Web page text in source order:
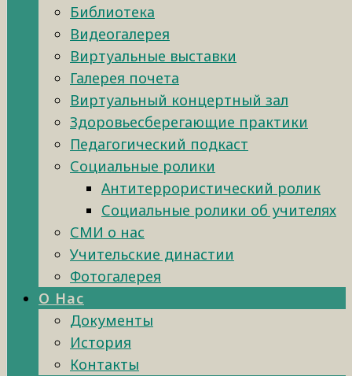
Библиотека
Видеогалерея
Виртуальные выставки
Галерея почета
Виртуальный концертный зал
Здоровьесберегающие практики
Педагогический подкаст
Социальные ролики
Антитеррористический ролик
Социальные ролики об учителях
СМИ о нас
Учительские династии
Фотогалерея
О Нас
Документы
История
Контакты